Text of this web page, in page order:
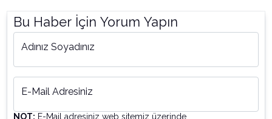
Bu Haber İçin Yorum Yapın
Adınız Soyadınız
E-Mail Adresiniz
NOT: E-Mail adresiniz web sitemiz üzerinde